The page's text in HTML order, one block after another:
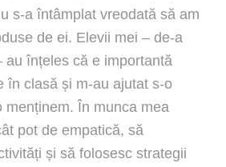
s-a întâmplat vreodată să am
de ei. Elevii mei – de-a
au înțeles că e importantă
în clasă și m-au ajutat s-o
menținem. În munca mea
pot de empatică, să
și să folosesc strategii